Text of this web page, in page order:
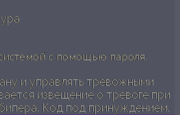
с помощью пароля.
и управлять тревожными
извещение о тревоге при
Код под принуждением.